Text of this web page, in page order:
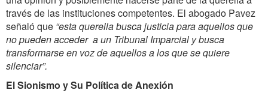
través de las instituciones competentes. El abogado Pavez
señaló que “esta querella busca justicia para aquellos que
no pueden acceder a un Tribunal Imparcial y busca
transformarse en voz de aquellos a los que se quiere
silenciar”.
El Sionismo y Su Política de Anexión